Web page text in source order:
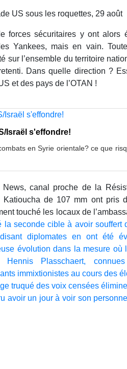
US sous les roquettes, 29 août
forces sécuritaires y ont alors
Yankees, mais en vain.
sur l’ensemble du territoire
Dans quelle direction ?
et des pays de l’OTAN !
Israël s'effondre!
en Syrie orientale? ce que
News, canal proche de la
Katioucha de 107 mm ont pris
touché les locaux de
la seconde cible à avoir souffert
diplomates en ont été
évolution dans la mesure où
Hennis Plasschaert,
immixtionistes au cours des
truqué des voix censées
avoir un jour à voir son